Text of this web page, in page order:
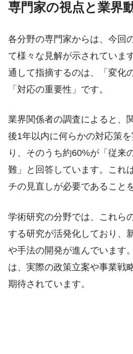
専門家の視点と業界
各分野の専門家からは、今回
て様々な見解が示されていま
通して指摘するのは、「変化
「対応の重要性」です。
業界関係者の調査によると、
後1年以内に何らかの対応策
り、そのうち約60%が「従来
難」と回答しています。これ
チの見直しが必要であること
学術研究の分野では、これら
する研究が活発化しており、
や手法の開発が進んでいます
は、実際の政策立案や事業戦
期待されています。